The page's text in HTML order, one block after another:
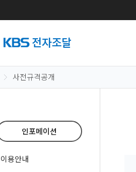
사전규격공개
인포메이션
이용안내